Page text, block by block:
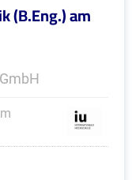
(B.Eng.) am